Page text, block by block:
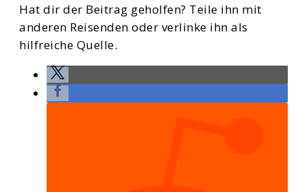
Hat dir der Beitrag geholfen? Teile ihn mit
anderen Reisenden oder verlinke ihn als
hilfreiche Quelle.